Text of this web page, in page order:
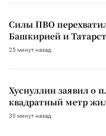
Силы ПВО
Башкирией и
25 минут назад
Хуснуллин заявил о
квадратный метр
30 минут назад